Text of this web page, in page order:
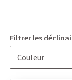
Filtrer les